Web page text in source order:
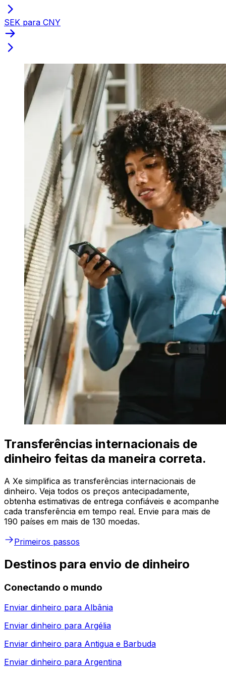
SEK para CNY
Transferências internacionais de
dinheiro feitas da maneira correta.
A Xe simplifica as transferências internacionais de
dinheiro. Veja todos os preços antecipadamente,
obtenha estimativas de entrega confiáveis e acompanhe
cada transferência em tempo real. Envie para mais de
190 países em mais de 130 moedas.
Primeiros passos
Destinos para envio de dinheiro
Conectando o mundo
Enviar dinheiro para Albânia
Enviar dinheiro para Argélia
Enviar dinheiro para Antigua e Barbuda
Enviar dinheiro para Argentina